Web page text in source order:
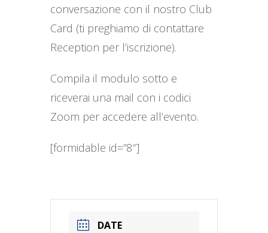
conversazione con il nostro Club
Card (ti preghiamo di contattare
Reception per l’iscrizione).
Compila il modulo sotto e
riceverai una mail con i codici
Zoom per accedere all’evento.
[formidable id=”8″]
DATE